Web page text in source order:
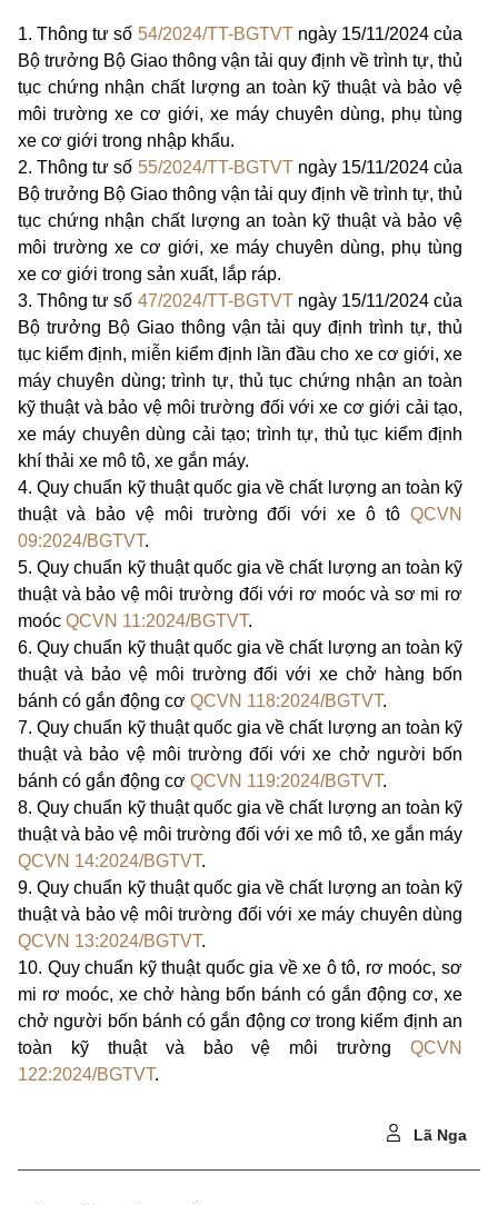
1. Thông tư số 54/2024/TT-BGTVTngày 15/11/2024 của
Bộ trưởng Bộ Giao thông vận tải quy định về trình tự, thủ
tục chứng nhận chất lượng an toàn kỹ thuật và bảo vệ
môi trường xe cơ giới, xe máy chuyên dùng, phụ tùng
xe cơ giới trong nhập khẩu.
2. Thông tư số 55/2024/TT-BGTVTngày 15/11/2024 của
Bộ trưởng Bộ Giao thông vận tải quy định về trình tự, thủ
tục chứng nhận chất lượng an toàn kỹ thuật và bảo vệ
môi trường xe cơ giới, xe máy chuyên dùng, phụ tùng
xe cơ giới trong sản xuất, lắp ráp.
3. Thông tư số 47/2024/TT-BGTVTngày 15/11/2024 của
Bộ trưởng Bộ Giao thông vận tải quy định trình tự, thủ
tục kiểm định, miễn kiểm định lần đầu cho xe cơ giới, xe
máy chuyên dùng; trình tự, thủ tục chứng nhận an toàn
kỹ thuật và bảo vệ môi trường đối với xe cơ giới cải tạo,
xe máy chuyên dùng cải tạo; trình tự, thủ tục kiểm định
khí thải xe mô tô, xe gắn máy.
4. Quy chuẩn kỹ thuật quốc gia về chất lượng an toàn kỹ
thuật và bảo vệ môi trường đối với xe ô tô QCVN
09:2024/BGTVT.
5. Quy chuẩn kỹ thuật quốc gia về chất lượng an toàn kỹ
thuật và bảo vệ môi trường đối với rơ moóc và sơ mi rơ
moóc QCVN 11:2024/BGTVT.
6. Quy chuẩn kỹ thuật quốc gia về chất lượng an toàn kỹ
thuật và bảo vệ môi trường đối với xe chở hàng bốn
bánh có gắn động cơ QCVN 118:2024/BGTVT.
7. Quy chuẩn kỹ thuật quốc gia về chất lượng an toàn kỹ
thuật và bảo vệ môi trường đối với xe chở người bốn
bánh có gắn động cơ QCVN 119:2024/BGTVT.
8. Quy chuẩn kỹ thuật quốc gia về chất lượng an toàn kỹ
thuật và bảo vệ môi trường đối với xe mô tô, xe gắn máy
QCVN 14:2024/BGTVT.
9. Quy chuẩn kỹ thuật quốc gia về chất lượng an toàn kỹ
thuật và bảo vệ môi trường đối với xe máy chuyên dùng
QCVN 13:2024/BGTVT.
10. Quy chuẩn kỹ thuật quốc gia về xe ô tô, rơ moóc, sơ
mi rơ moóc, xe chở hàng bốn bánh có gắn động cơ, xe
chở người bốn bánh có gắn động cơ trong kiểm định an
toàn kỹ thuật và bảo vệ môi trường QCVN
122:2024/BGTVT.
Lã Nga